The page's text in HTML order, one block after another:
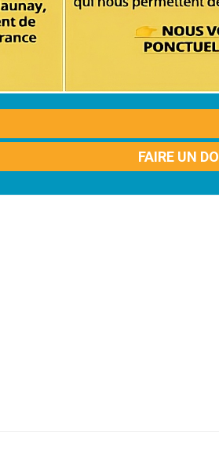
FAIRE UN